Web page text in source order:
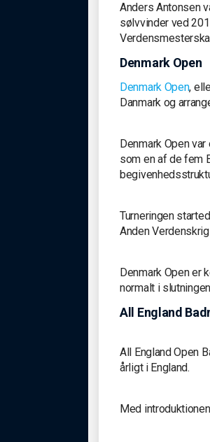
Anders Antonsen
sølvvinder ved
Denmark Open
Denmark Open,
Danmark og
Denmark Open
som en af ​​de fem
Turneringen
Anden
Denmark Open
normalt i
All England
All England Open
årligt i England.
Med